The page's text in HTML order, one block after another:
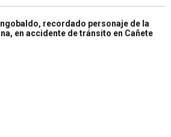
recordado personaje de la
en accidente de tránsito en Cañete